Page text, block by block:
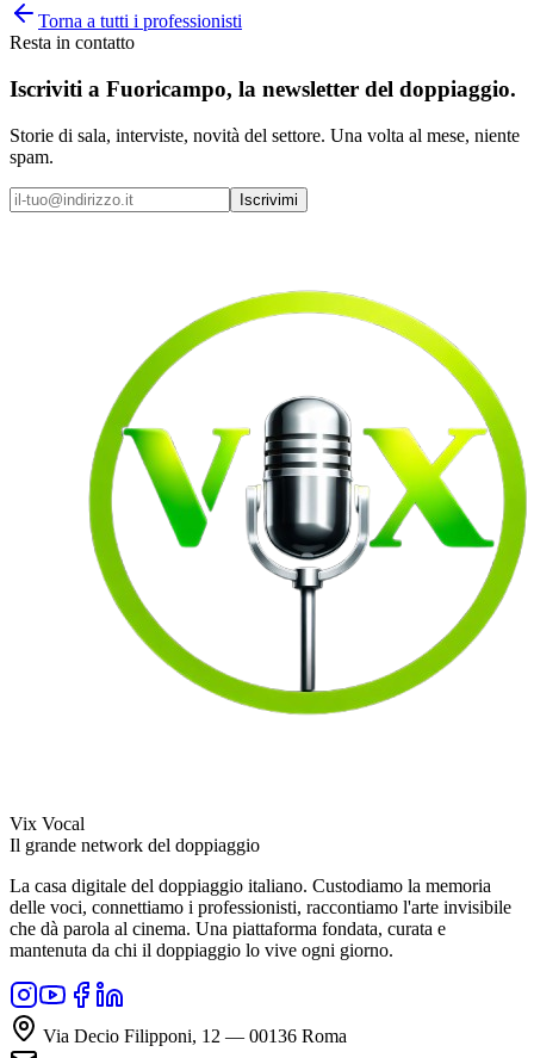
Torna a tutti i professionisti
Resta in contatto
Iscriviti a Fuoricampo, la newsletter del doppiaggio.
Storie di sala, interviste, novità del settore. Una volta al mese, niente
spam.
Iscrivimi
Vix Vocal
Il grande network del doppiaggio
La casa digitale del doppiaggio italiano. Custodiamo la memoria
delle voci, connettiamo i professionisti, raccontiamo l'arte invisibile
che dà parola al cinema. Una piattaforma fondata, curata e
mantenuta da chi il doppiaggio lo vive ogni giorno.
Via Decio Filipponi, 12 — 00136 Roma